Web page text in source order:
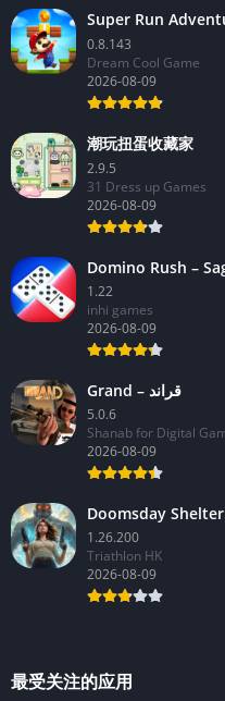
Super Run
0.8.143
Dream Cool Game
2026-08-09
潮玩扭蛋收藏家
2.9.5
31 Dress up Games
2026-08-09
Domino Rush –
1.22
inhi games
2026-08-09
Grand – قراند
5.0.6
Shanab for Digital
2026-08-09
Doomsday
1.26.200
Triathlon HK
2026-08-09
最受关注的应用